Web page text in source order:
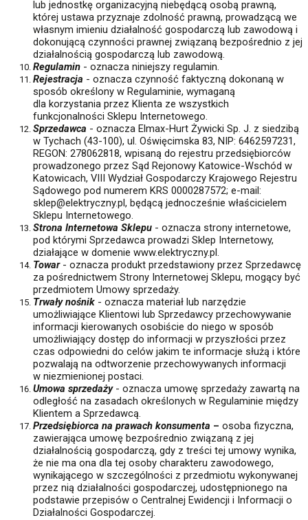
lub jednostkę organizacyjną niebędącą osobą prawną,
której ustawa przyznaje zdolność prawną, prowadzącą we
własnym imieniu działalność gospodarczą lub zawodową i
dokonującą czynności prawnej związaną bezpośrednio z jej
działalnością gospodarczą lub zawodową.
Regulamin - oznacza niniejszy regulamin.
Rejestracja - oznacza czynność faktyczną dokonaną w
sposób określony w Regulaminie, wymaganą
dla korzystania przez Klienta ze wszystkich
funkcjonalności Sklepu Internetowego.
Sprzedawca - oznacza Elmax-Hurt Żywicki Sp. J. z siedzibą
w Tychach (43-100), ul. Oświęcimska 83, NIP: 6462597231,
REGON: 278062818, wpisaną do rejestru przedsiębiorców
prowadzonego przez Sąd Rejonowy Katowice-Wschód w
Katowicach, VIII Wydział Gospodarczy Krajowego Rejestru
Sądowego pod numerem KRS 0000287572; e-mail:
sklep@elektryczny.pl, będącą jednocześnie właścicielem
Sklepu Internetowego.
Strona Internetowa Sklepu - oznacza strony internetowe,
pod którymi Sprzedawca prowadzi Sklep Internetowy,
działające w domenie www.elektryczny.pl.
Towar- oznacza produkt przedstawiony przez Sprzedawcę
za pośrednictwem Strony Internetowej Sklepu, mogący być
przedmiotem Umowy sprzedaży.
Trwały nośnik - oznacza materiał lub narzędzie
umożliwiające Klientowi lub Sprzedawcy przechowywanie
informacji kierowanych osobiście do niego w sposób
umożliwiający dostęp do informacji w przyszłości przez
czas odpowiedni do celów jakim te informacje służą i które
pozwalają na odtworzenie przechowywanych informacji
w niezmienionej postaci.
Umowa sprzedaży- oznacza umowę sprzedaży zawartą na
odległość na zasadach określonych w Regulaminie między
Klientem a Sprzedawcą.
Przedsiębiorca na prawach konsumenta – osoba fizyczna,
zawierająca umowę bezpośrednio związaną z jej
działalnością gospodarczą, gdy z treści tej umowy wynika,
że nie ma ona dla tej osoby charakteru zawodowego,
wynikającego w szczególności z przedmiotu wykonywanej
przez nią działalności gospodarczej, udostępnionego na
podstawie przepisów o Centralnej Ewidencji i Informacji o
Działalności Gospodarczej.